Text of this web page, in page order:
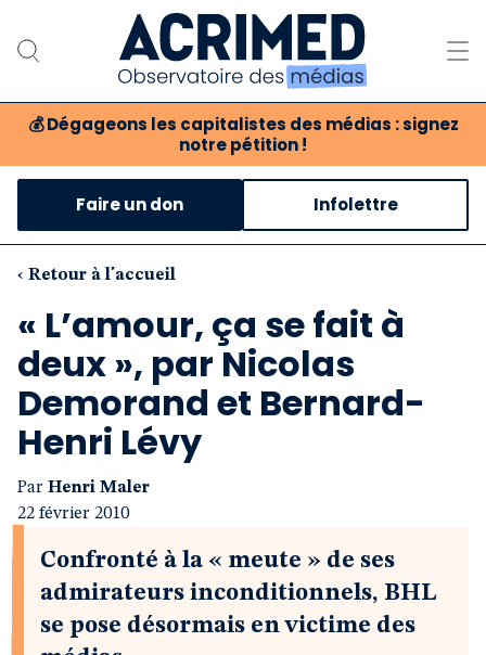
💰 Dégageons les capitalistes des médias : signez
notre pétition !
Notre association
Notre critique des médias
Nos propositions
Notre revue
Boutique
Faire un don Infolettre
‹ Retour à l'accueil
« L’amour, ça se fait à
deux », par Nicolas
Demorand et Bernard-
Henri Lévy
Par Henri Maler
22 février 2010
Confronté à la « meute » de ses
admirateurs inconditionnels, BHL
se pose désormais en victime des